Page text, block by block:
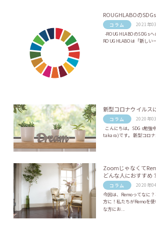
ROUGHLABOの
コラム
2021年
-ROUGHLABOのSDGs
ROUGHLABOは「新しい
新型コロナウイルス
コラム
2020年
こんにちは。SDGs勉強
takara)です。 新型コロ
Zoomじゃなくて
どんな人におすすめ？
コラム
2020年
今回は、Remoってなに
方に！私たちがRemoを
な方にお...